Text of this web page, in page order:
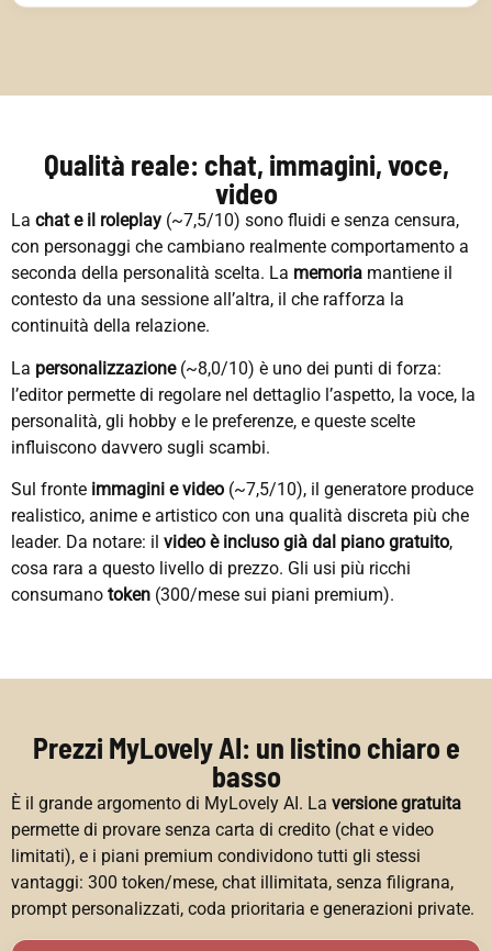
Qualità reale: chat, immagini, voce,
video
La chat e il roleplay (~7,5/10) sono fluidi e senza censura,
con personaggi che cambiano realmente comportamento a
seconda della personalità scelta. La memoria mantiene il
contesto da una sessione all’altra, il che rafforza la
continuità della relazione.
La personalizzazione(~8,0/10) è uno dei punti di forza:
l’editor permette di regolare nel dettaglio l’aspetto, la voce, la
personalità, gli hobby e le preferenze, e queste scelte
influiscono davvero sugli scambi.
Sul fronte immagini e video (~7,5/10), il generatore produce
realistico, anime e artistico con una qualità discreta più che
leader. Da notare: il video è incluso già dal piano gratuito,
cosa rara a questo livello di prezzo. Gli usi più ricchi
consumano token (300/mese sui piani premium).
Prezzi MyLovely AI: un listino chiaro e
basso
È il grande argomento di MyLovely AI. La versione gratuita
permette di provare senza carta di credito (chat e video
limitati), e i piani premium condividono tutti gli stessi
vantaggi: 300 token/mese, chat illimitata, senza filigrana,
prompt personalizzati, coda prioritaria e generazioni private.